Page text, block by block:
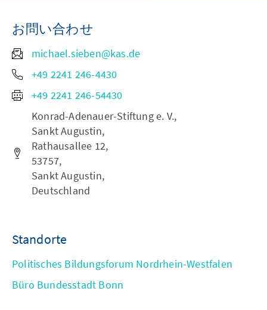
お問い合わせ
michael.sieben@kas.de
+49 2241 246-4430
+49 2241 246-54430
Konrad-Adenauer-Stiftung e. V.,
Sankt Augustin,
Rathausallee 12,
53757,
Sankt Augustin,
Deutschland
Standorte
Politisches Bildungsforum Nordrhein-Westfalen
Büro Bundesstadt Bonn